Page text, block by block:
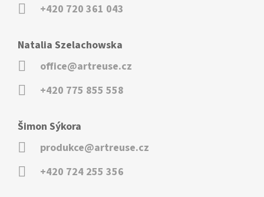
+420 720 361 043
Natalia Szelachowska
office@artreuse.cz
+420 775 855 558
Šimon Sýkora
produkce@artreuse.cz
+420 724 255 356